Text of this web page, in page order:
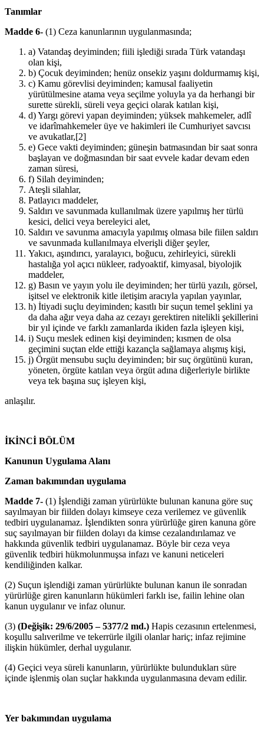
Tanımlar
Madde 6- (1) Ceza kanunlarının uygulanmasında;
a) Vatandaş deyiminden; fiili işlediği sırada Türk vatandaşı
olan kişi,
b) Çocuk deyiminden; henüz onsekiz yaşını doldurmamış kişi,
c) Kamu görevlisi deyiminden; kamusal faaliyetin
yürütülmesine atama veya seçilme yoluyla ya da herhangi bir
surette sürekli, süreli veya geçici olarak katılan kişi,
d) Yargı görevi yapan deyiminden; yüksek mahkemeler, adlî
ve idarîmahkemeler üye ve hakimleri ile Cumhuriyet savcısı
ve avukatlar,[2]
e) Gece vakti deyiminden; güneşin batmasından bir saat sonra
başlayan ve doğmasından bir saat evvele kadar devam eden
zaman süresi,
f) Silah deyiminden;
Ateşli silahlar,
Patlayıcı maddeler,
Saldırı ve savunmada kullanılmak üzere yapılmış her türlü
kesici, delici veya bereleyici alet,
Saldırı ve savunma amacıyla yapılmış olmasa bile fiilen saldırı
ve savunmada kullanılmaya elverişli diğer şeyler,
Yakıcı, aşındırıcı, yaralayıcı, boğucu, zehirleyici, sürekli
hastalığa yol açıcı nükleer, radyoaktif, kimyasal, biyolojik
maddeler,
g) Basın ve yayın yolu ile deyiminden; her türlü yazılı, görsel,
işitsel ve elektronik kitle iletişim aracıyla yapılan yayınlar,
h) İtiyadi suçlu deyiminden; kasıtlı bir suçun temel şeklini ya
da daha ağır veya daha az cezayı gerektiren nitelikli şekillerini
bir yıl içinde ve farklı zamanlarda ikiden fazla işleyen kişi,
i) Suçu meslek edinen kişi deyiminden; kısmen de olsa
geçimini suçtan elde ettiği kazançla sağlamaya alışmış kişi,
j) Örgüt mensubu suçlu deyiminden; bir suç örgütünü kuran,
yöneten, örgüte katılan veya örgüt adına diğerleriyle birlikte
veya tek başına suç işleyen kişi,
anlaşılır.
İKİNCİ BÖLÜM
Kanunun Uygulama Alanı
Zaman bakımından uygulama
Madde 7- (1) İşlendiği zaman yürürlükte bulunan kanuna göre suç
sayılmayan bir fiilden dolayı kimseye ceza verilemez ve güvenlik
tedbiri uygulanamaz. İşlendikten sonra yürürlüğe giren kanuna göre
suç sayılmayan bir fiilden dolayı da kimse cezalandırılamaz ve
hakkında güvenlik tedbiri uygulanamaz. Böyle bir ceza veya
güvenlik tedbiri hükmolunmuşsa infazı ve kanuni neticeleri
kendiliğinden kalkar.
(2) Suçun işlendiği zaman yürürlükte bulunan kanun ile sonradan
yürürlüğe giren kanunların hükümleri farklı ise, failin lehine olan
kanun uygulanır ve infaz olunur.
(3) (Değişik: 29/6/2005 – 5377/2 md.) Hapis cezasının ertelenmesi,
koşullu salıverilme ve tekerrürle ilgili olanlar hariç; infaz rejimine
ilişkin hükümler, derhal uygulanır.
(4) Geçici veya süreli kanunların, yürürlükte bulundukları süre
içinde işlenmiş olan suçlar hakkında uygulanmasına devam edilir.
Yer bakımından uygulama